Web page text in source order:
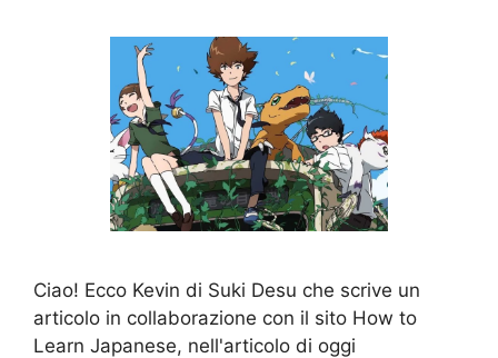
Ciao! Ecco Kevin di Suki Desu che scrive un
articolo in collaborazione con il sito How to
Learn Japanese, nell'articolo di oggi